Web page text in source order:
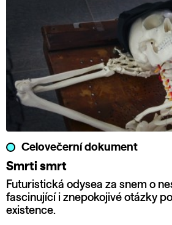
Celovečerní dokument
Smrti smrt
Futuristická odysea za snem o
fascinující i znepokojivé otázky
existence.